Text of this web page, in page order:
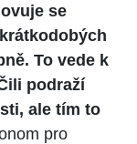
se
To vede k
podraží
ale tím to
pro